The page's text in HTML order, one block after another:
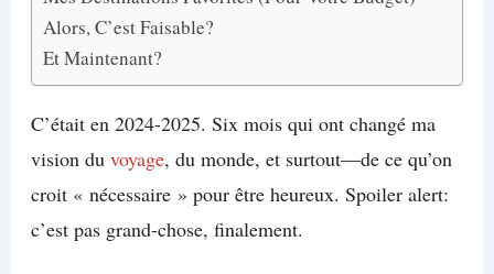
Alors, C’est Faisable?
Et Maintenant?
C’était en 2024-2025. Six mois qui ont changé ma
vision du voyage, du monde, et surtout—de ce qu’on
croit « nécessaire » pour être heureux. Spoiler alert:
c’est pas grand-chose, finalement.